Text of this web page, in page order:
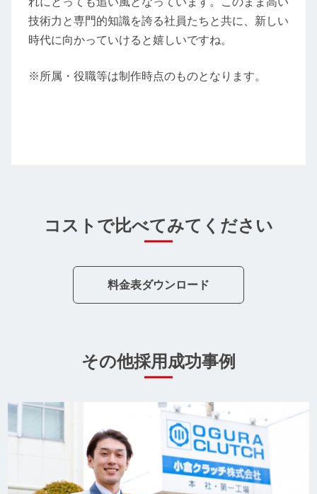
技術力と専門的知識を誇る社員たちと共に、新しい
時代に向かっていけると嬉しいですね。
※所属・役職等は制作時点のものとなります。
コストで比べてみてください
料金表ダウンロード
その他採用成功事例